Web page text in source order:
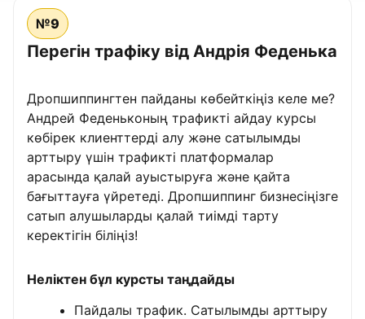
№9
Перегін трафіку від Андрія Феденька
Дропшиппингтен пайданы көбейткіңіз келе ме?
Андрей Феденьконың трафикті айдау курсы
көбірек клиенттерді алу және сатылымды
арттыру үшін трафикті платформалар
арасында қалай ауыстыруға және қайта
бағыттауға үйретеді. Дропшиппинг бизнесіңізге
сатып алушыларды қалай тиімді тарту
керектігін біліңіз!
Неліктен бұл курсты таңдайды
Пайдалы трафик. Сатылымды арттыру